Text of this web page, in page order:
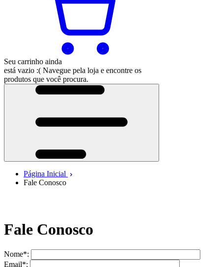
Seu carrinho ainda
está vazio :( Navegue pela loja e encontre os
produtos que você procura.
Página Inicial
Fale Conosco
Fale Conosco
Nome*:
Email*: